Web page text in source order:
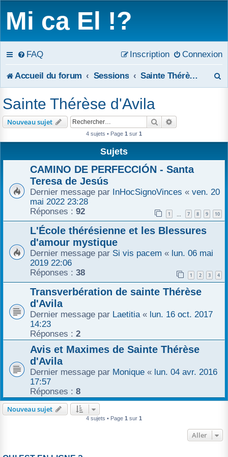
Mi ca El !?
FAQ Connexion
Inscription
Accueil du forum Sessions Sainte Thérèse d'Avila
e
Sainte Thérèse d'Avila
Nouveau sujet Rechercher
4 sujets • Page 1 sur 1
Sujets
CAMINO DE PERFECCIÓN - Santa
Teresa de Jesús
Dernier message par InHocSignoVinces « ven. 20
mai 2022 23:28
Réponses : 92 1 … 7 8 9 10
L'École thérésienne et les Blessures
d'amour mystique
Dernier message par Si vis pacem « lun. 06 mai
2019 22:06
Réponses : 38 1 2 3 4
Transverbération de sainte Thérèse
d'Avila
Dernier message par Laetitia « lun. 16 oct. 2017
14:23
Réponses : 2
Avis et Maximes de Sainte Thérèse
d'Avila
Dernier message par Monique « lun. 04 avr. 2016
17:57
Réponses : 8
Nouveau sujet
4 sujets • Page 1 sur 1
Aller